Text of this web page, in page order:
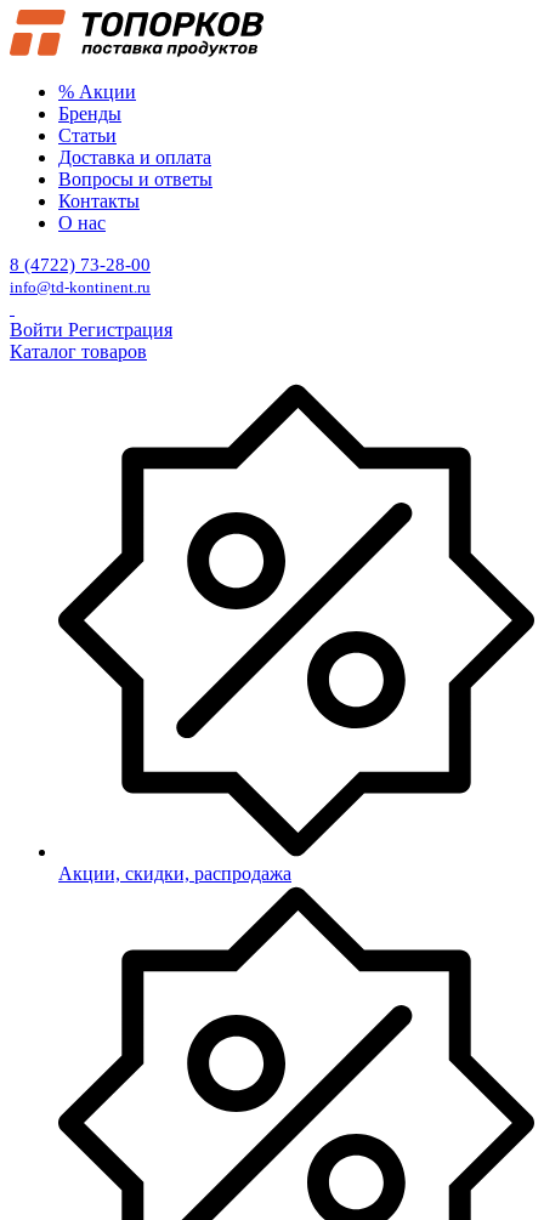
% Акции
Бренды
Статьи
Доставка и оплата
Вопросы и ответы
Контакты
О нас
8 (4722) 73-28-00
info@td-kontinent.ru
Войти Регистрация
Каталог товаров
Акции, скидки, распродажа